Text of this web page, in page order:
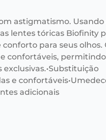
astigmatismo. Usando
lentes tóricas Biofinity
para seus olhos.
confortáveis,
e
adicionais